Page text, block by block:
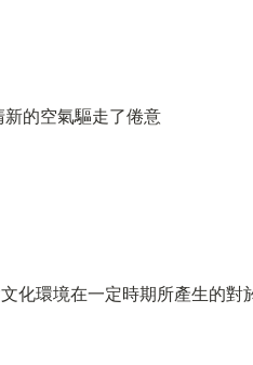
的空氣驅走了倦意
化環境在一定時期所產生的